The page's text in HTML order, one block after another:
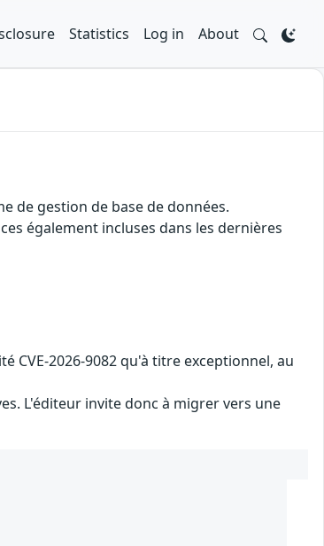
Statistics Log in About
de gestion de base de données.
également incluses dans les dernières
CVE-2026-9082 qu'à titre exceptionnel, au
L'éditeur invite donc à migrer vers une